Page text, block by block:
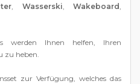
, Wasserski,Wakeboard ,
werden Ihnen helfen, Ihren
zu heben.
zur Verfügung, welches das